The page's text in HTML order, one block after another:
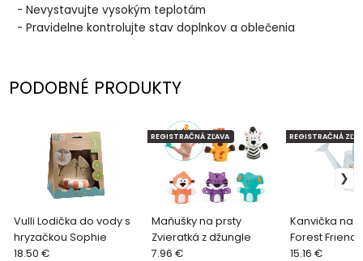
- Nevystavujte vysokým teplotám
- Pravidelne kontrolujte stav doplnkov a oblečenia
PODOBNÉ PRODUKTY
Vulli Lodička do vody s
hryzačkou Sophie
18.50 €
Maňušky na prsty
Zvieratká z džungle
REGISTRAČNÁ ZĽAVA
7.96 €
Kanvička na
Forest Friends
REGISTRAČNÁ
15.16 €